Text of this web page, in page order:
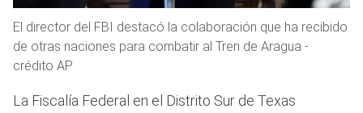
El director del FBI destacó la colaboración que ha recibido
de otras naciones para combatir al Tren de Aragua -
crédito AP
La Fiscalía Federal en el Distrito Sur de Texas